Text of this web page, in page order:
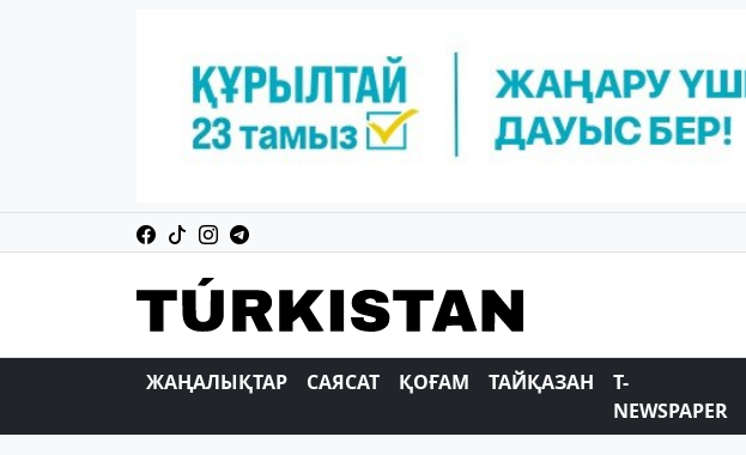
ЖАҢАЛЫҚТАР САЯСАТ ҚОҒАМ ТАЙҚАЗАН
T-
NEWSPAPER